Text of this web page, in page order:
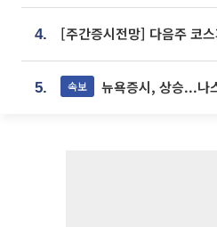
4.
5. 속보 뉴욕증시, 상승...